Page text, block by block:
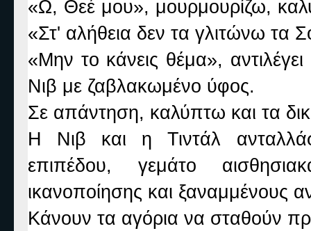
«Ω, Θεέ μου», μουρμουρίζω,
«Στ' αλήθεια δεν τα γλιτώνω τα
«Μην το κάνεις θέμα»,
Νιβ με ζαβλακωμένο ύφος.
Σε απάντηση, καλύπτω και τα
Η Νιβ και η Τιντάλ
επιπέδου, γεμάτο
ικανοποίησης και ξαναμμένους
Κάνουν τα αγόρια να σταθούν